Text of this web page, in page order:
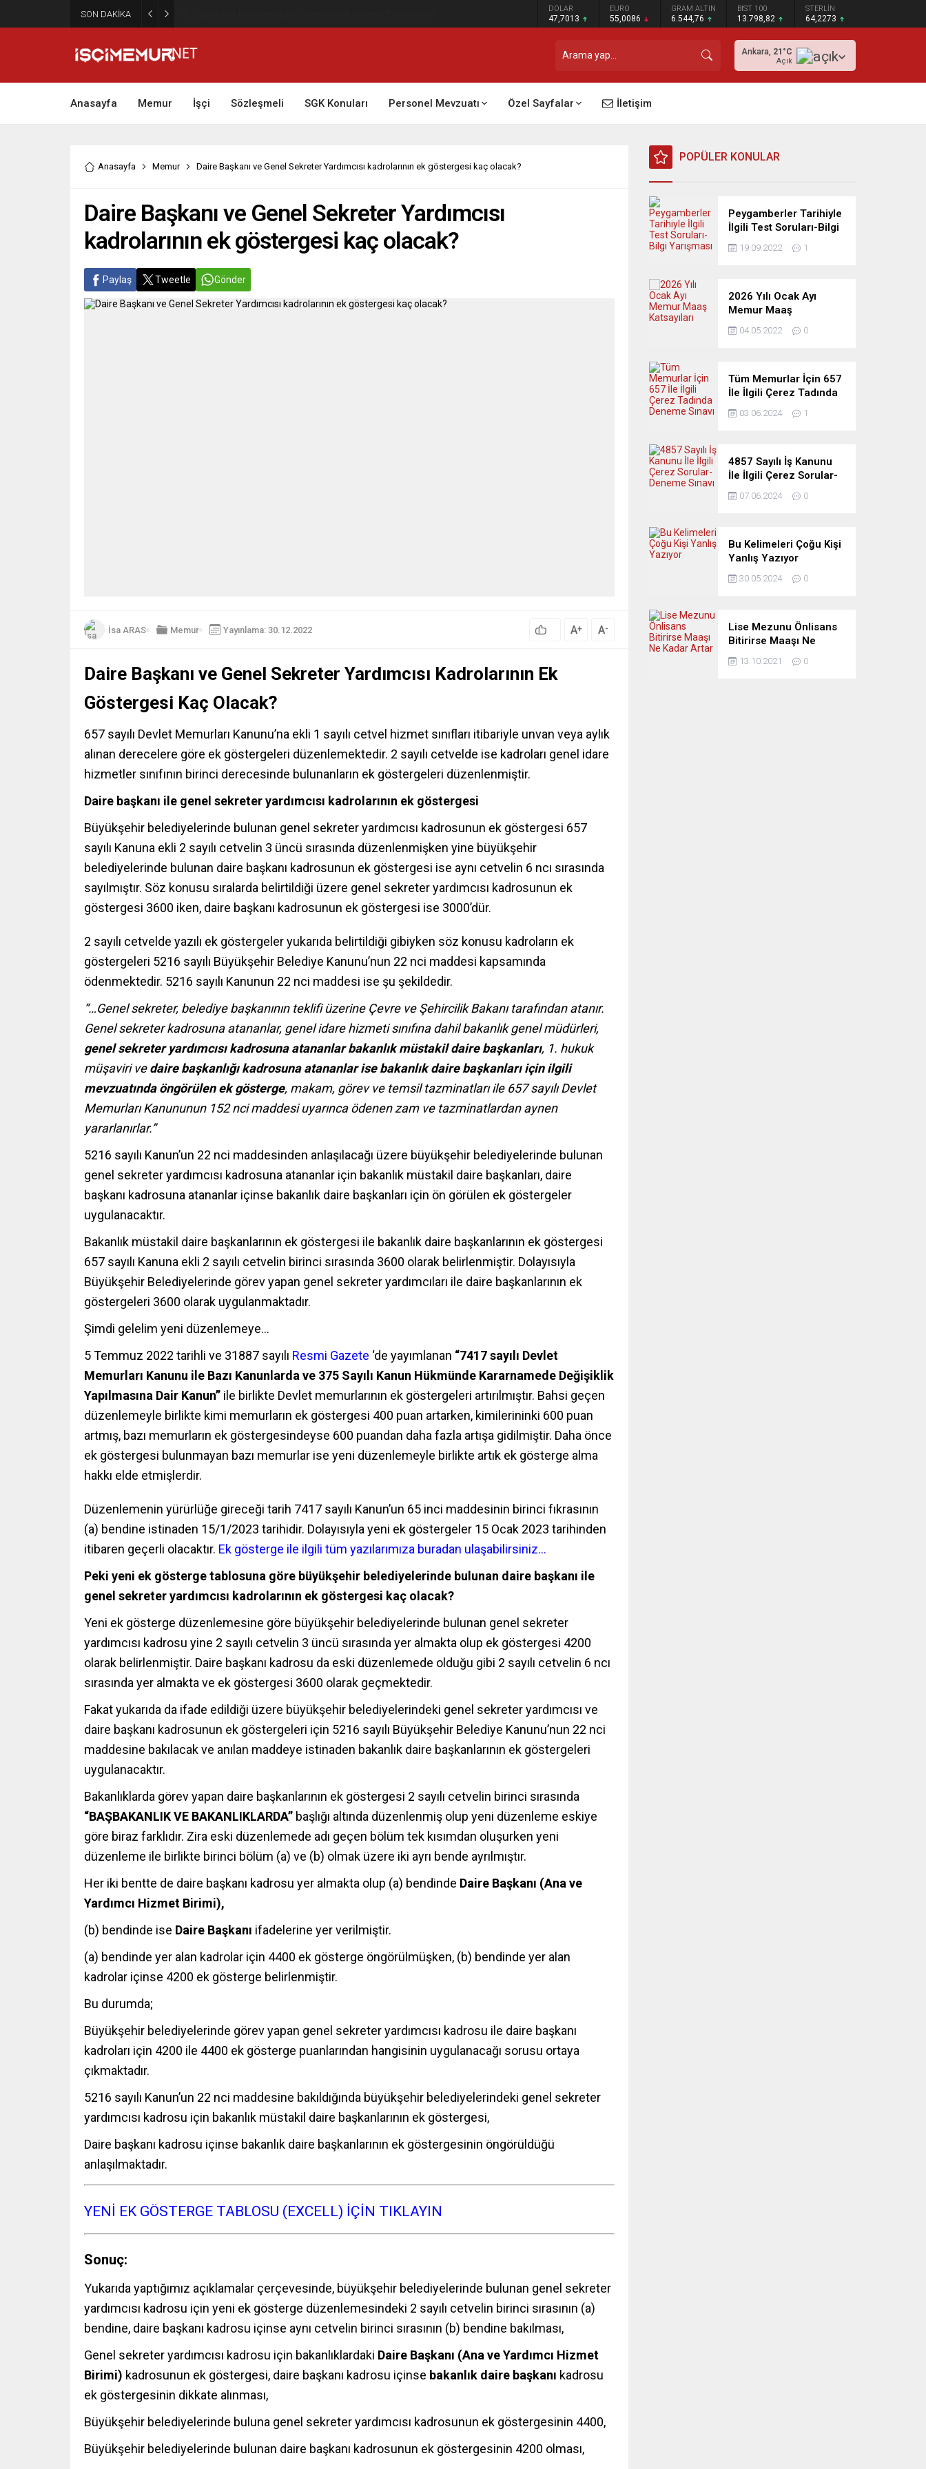
SON DAKİKA DOLAR
47,7013
EURO
55,0086
GRAM ALTIN
6.544,76
BIST 100
13.798,82
STERLİN
64,2273
Ankara, 21 °C
Açık
Anasayfa Memur İşçi Sözleşmeli SGK Konuları Personel Mevzuatı Özel Sayfalar İletişim
Anasayfa Memur Daire Başkanı ve Genel Sekreter Yardımcısı kadrolarının ek göstergesi kaç olacak?
Daire Başkanı ve Genel Sekreter Yardımcısı
kadrolarının ek göstergesi kaç olacak?
Paylaş Tweetle Gönder
İsa ARAS Memur Yayınlama: 30.12.2022 A+ A-
Daire Başkanı ve Genel Sekreter Yardımcısı Kadrolarının Ek
Göstergesi Kaç Olacak?
657 sayılı Devlet Memurları Kanunu’na ekli 1 sayılı cetvel hizmet sınıfları itibariyle unvan veya aylık
alınan derecelere göre ek göstergeleri düzenlemektedir. 2 sayılı cetvelde ise kadroları genel idare
hizmetler sınıfının birinci derecesinde bulunanların ek göstergeleri düzenlenmiştir.
Daire başkanı ile genel sekreter yardımcısı kadrolarının ek göstergesi
Büyükşehir belediyelerinde bulunan genel sekreter yardımcısı kadrosunun ek göstergesi 657
sayılı Kanuna ekli 2 sayılı cetvelin 3 üncü sırasında düzenlenmişken yine büyükşehir
belediyelerinde bulunan daire başkanı kadrosunun ek göstergesi ise aynı cetvelin 6 ncı sırasında
sayılmıştır. Söz konusu sıralarda belirtildiği üzere genel sekreter yardımcısı kadrosunun ek
göstergesi 3600 iken, daire başkanı kadrosunun ek göstergesi ise 3000’dür.
2 sayılı cetvelde yazılı ek göstergeler yukarıda belirtildiği gibiyken söz konusu kadroların ek
göstergeleri 5216 sayılı Büyükşehir Belediye Kanunu’nun 22 nci maddesi kapsamında
ödenmektedir. 5216 sayılı Kanunun 22 nci maddesi ise şu şekildedir.
“…Genel sekreter, belediye başkanının teklifi üzerine Çevre ve Şehircilik Bakanı tarafından atanır.
Genel sekreter kadrosuna atananlar, genel idare hizmeti sınıfına dahil bakanlık genel müdürleri,
genel sekreter yardımcısı kadrosuna atananlar bakanlık müstakil daire başkanları, 1. hukuk
müşaviri vedaire başkanlığı kadrosuna atananlar ise bakanlık daire başkanları için ilgili
mevzuatında öngörülen ek gösterge, makam, görev ve temsil tazminatları ile 657 sayılı Devlet
Memurları Kanununun 152 nci maddesi uyarınca ödenen zam ve tazminatlardan aynen
yararlanırlar.”
5216 sayılı Kanun’un 22 nci maddesinden anlaşılacağı üzere büyükşehir belediyelerinde bulunan
genel sekreter yardımcısı kadrosuna atananlar için bakanlık müstakil daire başkanları, daire
başkanı kadrosuna atananlar içinse bakanlık daire başkanları için ön görülen ek göstergeler
uygulanacaktır.
Bakanlık müstakil daire başkanlarının ek göstergesi ile bakanlık daire başkanlarının ek göstergesi
657 sayılı Kanuna ekli 2 sayılı cetvelin birinci sırasında 3600 olarak belirlenmiştir. Dolayısıyla
Büyükşehir Belediyelerinde görev yapan genel sekreter yardımcıları ile daire başkanlarının ek
göstergeleri 3600 olarak uygulanmaktadır.
Şimdi gelelim yeni düzenlemeye…
5 Temmuz 2022 tarihli ve 31887 sayılı Resmi Gazete ‘de yayımlanan “7417 sayılı Devlet
Memurları Kanunu ile Bazı Kanunlarda ve 375 Sayılı Kanun Hükmünde Kararnamede Değişiklik
Yapılmasına Dair Kanun” ile birlikte Devlet memurlarının ek göstergeleri artırılmıştır. Bahsi geçen
düzenlemeyle birlikte kimi memurların ek göstergesi 400 puan artarken, kimilerininki 600 puan
artmış, bazı memurların ek göstergesindeyse 600 puandan daha fazla artışa gidilmiştir. Daha önce
ek göstergesi bulunmayan bazı memurlar ise yeni düzenlemeyle birlikte artık ek gösterge alma
hakkı elde etmişlerdir.
Düzenlemenin yürürlüğe gireceği tarih 7417 sayılı Kanun’un 65 inci maddesinin birinci fıkrasının
(a) bendine istinaden 15/1/2023 tarihidir. Dolayısıyla yeni ek göstergeler 15 Ocak 2023 tarihinden
itibaren geçerli olacaktır. Ek gösterge ile ilgili tüm yazılarımıza buradan ulaşabilirsiniz…
Peki yeni ek gösterge tablosuna göre büyükşehir belediyelerinde bulunan daire başkanı ile
genel sekreter yardımcısı kadrolarının ek göstergesi kaç olacak?
Yeni ek gösterge düzenlemesine göre büyükşehir belediyelerinde bulunan genel sekreter
yardımcısı kadrosu yine 2 sayılı cetvelin 3 üncü sırasında yer almakta olup ek göstergesi 4200
olarak belirlenmiştir. Daire başkanı kadrosu da eski düzenlemede olduğu gibi 2 sayılı cetvelin 6 ncı
sırasında yer almakta ve ek göstergesi 3600 olarak geçmektedir.
Fakat yukarıda da ifade edildiği üzere büyükşehir belediyelerindeki genel sekreter yardımcısı ve
daire başkanı kadrosunun ek göstergeleri için 5216 sayılı Büyükşehir Belediye Kanunu’nun 22 nci
maddesine bakılacak ve anılan maddeye istinaden bakanlık daire başkanlarının ek göstergeleri
uygulanacaktır.
Bakanlıklarda görev yapan daire başkanlarının ek göstergesi 2 sayılı cetvelin birinci sırasında
“BAŞBAKANLIK VE BAKANLIKLARDA” başlığı altında düzenlenmiş olup yeni düzenleme eskiye
göre biraz farklıdır. Zira eski düzenlemede adı geçen bölüm tek kısımdan oluşurken yeni
düzenleme ile birlikte birinci bölüm (a) ve (b) olmak üzere iki ayrı bende ayrılmıştır.
Her iki bentte de daire başkanı kadrosu yer almakta olup (a) bendinde Daire Başkanı (Ana ve
Yardımcı Hizmet Birimi),
(b) bendinde ise Daire Başkanı ifadelerine yer verilmiştir.
(a) bendinde yer alan kadrolar için 4400 ek gösterge öngörülmüşken, (b) bendinde yer alan
kadrolar içinse 4200 ek gösterge belirlenmiştir.
Bu durumda;
Büyükşehir belediyelerinde görev yapan genel sekreter yardımcısı kadrosu ile daire başkanı
kadroları için 4200 ile 4400 ek gösterge puanlarından hangisinin uygulanacağı sorusu ortaya
çıkmaktadır.
5216 sayılı Kanun’un 22 nci maddesine bakıldığında büyükşehir belediyelerindeki genel sekreter
yardımcısı kadrosu için bakanlık müstakil daire başkanlarının ek göstergesi,
Daire başkanı kadrosu içinse bakanlık daire başkanlarının ek göstergesinin öngörüldüğü
anlaşılmaktadır.
YENİ EK GÖSTERGE TABLOSU (EXCELL) İÇİN TIKLAYIN
Sonuç:
Yukarıda yaptığımız açıklamalar çerçevesinde, büyükşehir belediyelerinde bulunan genel sekreter
yardımcısı kadrosu için yeni ek gösterge düzenlemesindeki 2 sayılı cetvelin birinci sırasının (a)
bendine, daire başkanı kadrosu içinse aynı cetvelin birinci sırasının (b) bendine bakılması,
Genel sekreter yardımcısı kadrosu için bakanlıklardaki Daire Başkanı (Ana ve Yardımcı Hizmet
Birimi) kadrosunun ek göstergesi, daire başkanı kadrosu içinse bakanlık daire başkanı kadrosu
ek göstergesinin dikkate alınması,
Büyükşehir belediyelerinde buluna genel sekreter yardımcısı kadrosunun ek göstergesinin 4400,
Büyükşehir belediyelerinde bulunan daire başkanı kadrosunun ek göstergesinin 4200 olması,
POPÜLER KONULAR
Peygamberler Tarihiyle
İlgili Test Soruları-Bilgi
Yarışması
19.09.2022 1
2026 Yılı Ocak Ayı
Memur Maaş
Katsayıları
04.05.2022 0
Tüm Memurlar İçin 657
İle İlgili Çerez Tadında
Deneme Sınavı
03.06.2024 1
4857 Sayılı İş Kanunu
İle İlgili Çerez Sorular-
Deneme Sınavı
07.06.2024 0
Bu Kelimeleri Çoğu Kişi
Yanlış Yazıyor
30.05.2024 0
Lise Mezunu Önlisans
Bitirirse Maaşı Ne
Kadar Artar
13.10.2021 0